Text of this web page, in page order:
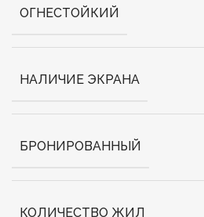
ОГНЕСТОЙКИЙ
НАЛИЧИЕ ЭКРАНА
БРОНИРОВАННЫЙ
КОЛИЧЕСТВО ЖИЛ